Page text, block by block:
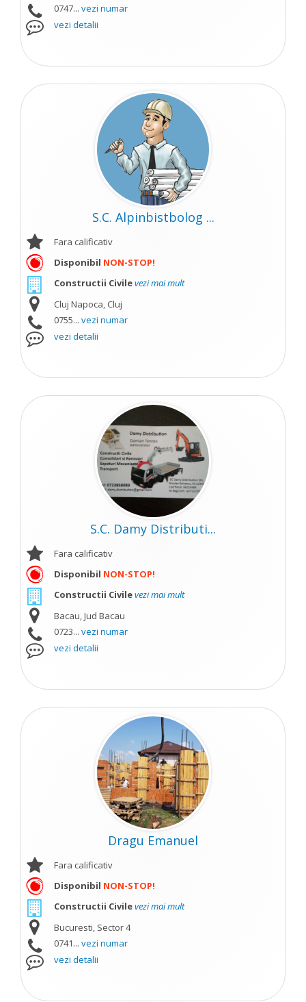
0747... vezi numar
vezi detalii
S.C. Alpinbistbolog ...
Fara calificativ
Disponibil NON-STOP!
Constructii Civilevezi mai mult
Cluj Napoca, Cluj
0755... vezi numar
vezi detalii
S.C. Damy Distributi...
Fara calificativ
Disponibil NON-STOP!
Constructii Civilevezi mai mult
Bacau, Jud Bacau
0723... vezi numar
vezi detalii
Dragu Emanuel
Fara calificativ
Disponibil NON-STOP!
Constructii Civilevezi mai mult
Bucuresti, Sector 4
0741... vezi numar
vezi detalii